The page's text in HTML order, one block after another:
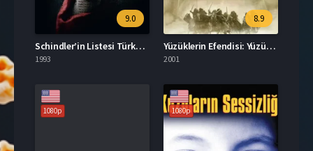
9.0
Schindler’in Listesi Türkçe Dublaj İzle
1993
8.9
Yüzüklerin Efendisi: Yüzük Kardeşliği Türkçe Dublaj İzle
2001
1080p 1080p